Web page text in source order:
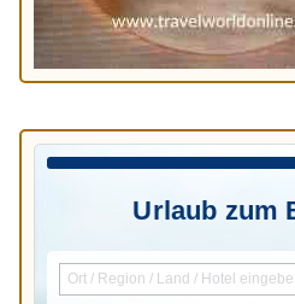
Urlaub zum